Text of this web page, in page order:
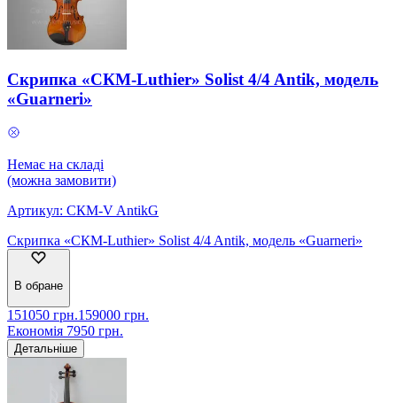
Скрипка «СКМ-Luthier» Solist 4/4 Antik, модель
«Guarneri»
Немає на складі
(можна замовити)
Артикул: СКМ-V AntikG
Скрипка «СКМ-Luthier» Solist 4/4 Antik, модель «Guarneri»
В обране
151050 грн.159000 грн.
Економія 7950 грн.
Детальніше